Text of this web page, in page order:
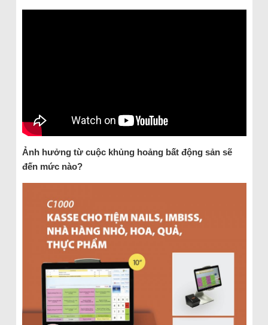
Ảnh hưởng từ cuộc khủng hoảng bất động sản sẽ
đến mức nào?